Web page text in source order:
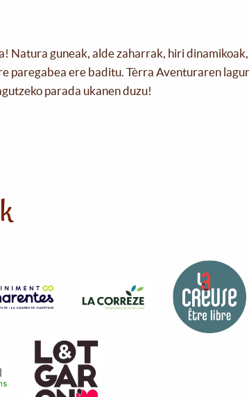
Natura guneak, alde zaharrak, hiri
ere baditu. Tèrra Aventuraren
parada ukanen duzu!